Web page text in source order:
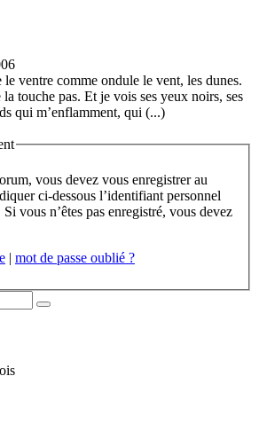
ventre comme ondule le vent, les dunes.
touche pas. Et je vois ses yeux noirs, ses
qui m’enflamment, qui (...)
| mot de passe oublié ?